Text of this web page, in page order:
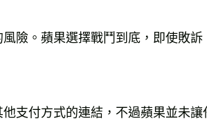
險。蘋果選擇戰鬥到底，即使敗訴
支付方式的連結，不過蘋果並未讓